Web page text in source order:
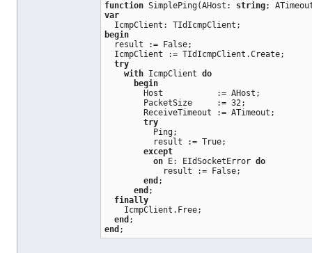
function SimplePing(AHost: string;
var
  IcmpClient: TIdIcmpClient;
begin
  result := False;
  IcmpClient := TIdIcmpClient.Create;
try
with IcmpClient do
begin
        Host           := AHost;
        PacketSize     := 32;
        ReceiveTimeout := ATimeout;
try
          Ping;
          result := True;
except
on E: EIdSocketError do
            result := False;
end ;
end ;
finally
    IcmpClient.Free;
end ;
end ;